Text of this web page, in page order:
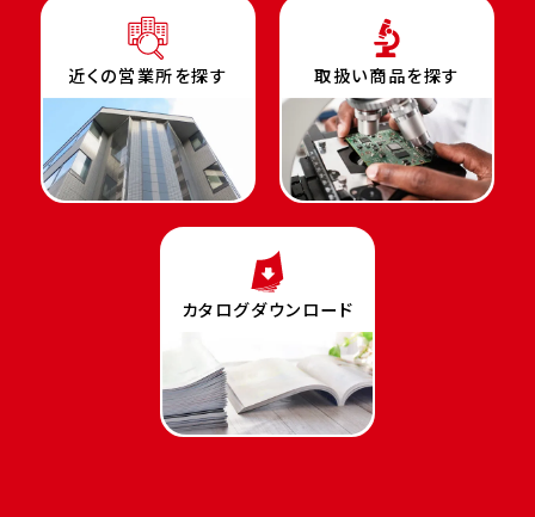
近くの営業所を探す 取扱い商品を探す
カタログダウンロード